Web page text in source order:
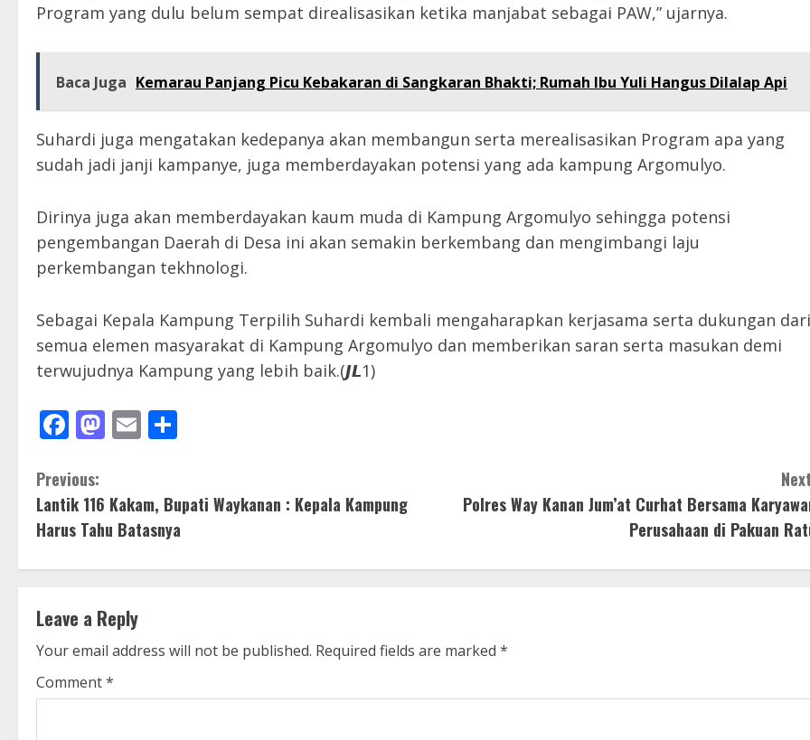
Program yang dulu belum sempat direalisasikan ketika manjabat sebagai PAW,” ujarnya.
Baca Juga Kemarau Panjang Picu Kebakaran di Sangkaran Bhakti; Rumah Ibu Yuli Hangus Dilalap Api
Suhardi juga mengatakan kedepanya akan membangun serta merealisasikan Program apa yang
sudah jadi janji kampanye, juga memberdayakan potensi yang ada kampung Argomulyo.
Dirinya juga akan memberdayakan kaum muda di Kampung Argomulyo sehingga potensi
pengembangan Daerah di Desa ini akan semakin berkembang dan mengimbangi laju
perkembangan tekhnologi.
Sebagai Kepala Kampung Terpilih Suhardi kembali mengaharapkan kerjasama serta dukungan dari
semua elemen masyarakat di Kampung Argomulyo dan memberikan saran serta masukan demi
terwujudnya Kampung yang lebih baik.(𝙅𝙇1)
Facebook
Mastodon
Email
C
o
n
i
n
u
Previous:
Lantik 116 Kakam, Bupati Waykanan : Kepala Kampung
Harus Tahu Batasnya
Polres Way Kanan Jum’at Curhat Bersama
Perusahaan di Pakuan
Leave a Reply
Your email address will not be published. Required fields are marked *
Comment*